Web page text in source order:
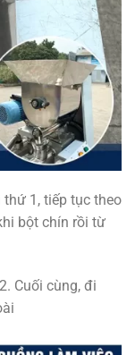
1, tiếp tục theo
bột chín rồi từ
Cuối cùng, đi